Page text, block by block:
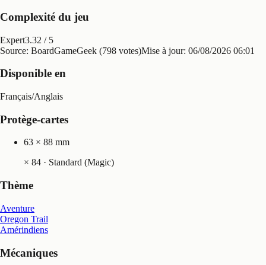
Complexité du jeu
Expert3.32 / 5
Source: BoardGameGeek (798 votes)Mise à jour: 06/08/2026 06:01
Disponible en
Français/Anglais
Protège-cartes
63 × 88 mm
× 84 · Standard (Magic)
Thème
Aventure
Oregon Trail
Amérindiens
Mécaniques